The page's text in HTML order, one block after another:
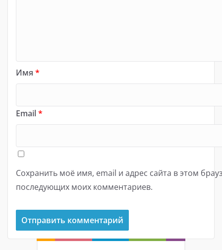
Имя *
Email*
Сохранить моё имя, email и адрес сайта в этом
последующих моих комментариев.